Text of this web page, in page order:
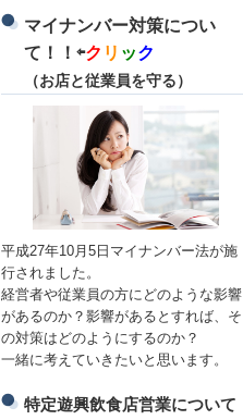
マイナンバー対策につい
て！！⇦ク リ ック
（お店と従業員を守る）
平成27年10月5日マイナンバー法が施
行されました。
経営者や従業員の方にどのような影響
があるのか？影響があるとすれば、そ
の対策はどのようにするのか？
一緒に考えていきたいと思います。
特定遊興飲食店営業について